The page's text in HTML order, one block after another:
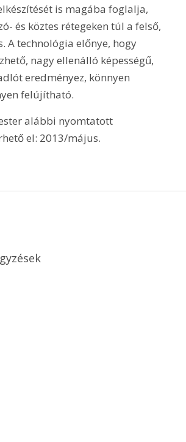
is magába foglalja,
és köztes rétegeken túl a felső,
A technológia előnye, hogy
nagy ellenálló képességű,
eredményez, könnyen
felújítható.
alábbi nyomtatott
el: 2013/május.